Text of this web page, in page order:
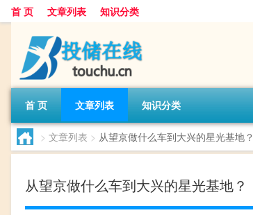
首 页 文章列表 知识分类
首 页 文章列表 知识分类
> 文章列表 > 从望京做什么车到大兴的星光基地？
从望京做什么车到大兴的星光基地？